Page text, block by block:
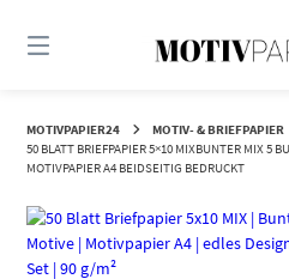
zum
MOTIVPAPIER24 MOTIV- & BRIEFPAPIER
50 BLATT BRIEFPAPIER 5×10 MIXBUNTER MIX 5
MOTIVPAPIER A4 BEIDSEITIG BEDRUCKT